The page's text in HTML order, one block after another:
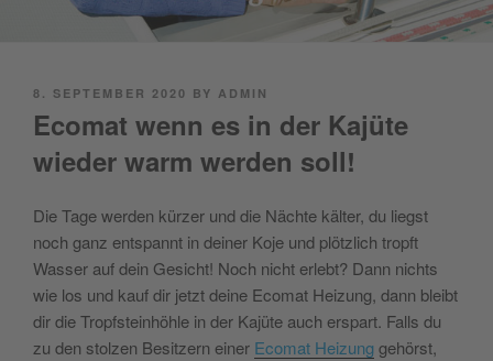
POSTED
ON
8. SEPTEMBER 2020 BY ADMIN
Ecomat wenn es in der Kajüte
wieder warm werden soll!
Die Tage werden kürzer und die Nächte kälter, du liegst
noch ganz entspannt in deiner Koje und plötzlich tropft
Wasser auf dein Gesicht! Noch nicht erlebt? Dann nichts
wie los und kauf dir jetzt deine Ecomat Heizung, dann bleibt
dir die Tropfsteinhöhle in der Kajüte auch erspart. Falls du
zu den stolzen Besitzern einer Ecomat Heizunggehörst,